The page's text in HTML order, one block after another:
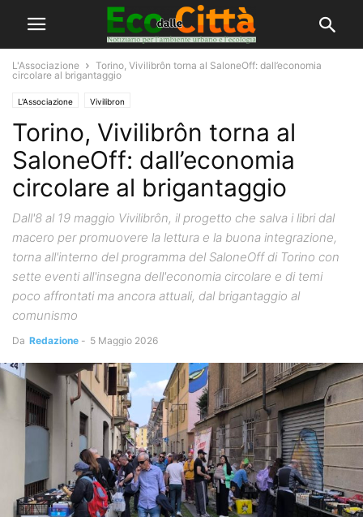
L'Associazione
Torino, Vivilibrôn torna al SaloneOff: dall’economia
circolare al brigantaggio
L'Associazione Vivilibron
Torino, Vivilibrôn torna al
SaloneOff: dall’economia
circolare al brigantaggio
Dall'8 al 19 maggio Vivilibrôn, il progetto che salva i libri dal
macero per promuovere la lettura e la buona integrazione,
torna all'interno del programma del SaloneOff di Torino con
sette eventi all'insegna dell'economia circolare e di temi
poco affrontati ma ancora attuali, dal brigantaggio al
comunismo
Da Redazione - 5 Maggio 2026